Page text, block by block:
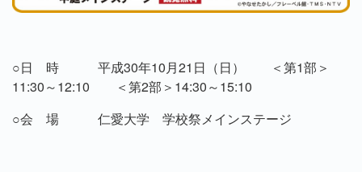
○日 時 平成30年10月21 日（日） ＜第1部＞
11:30～12:10 ＜第2部＞ 14:30～15:10
○会 場 仁愛大学 学校祭メインステージ